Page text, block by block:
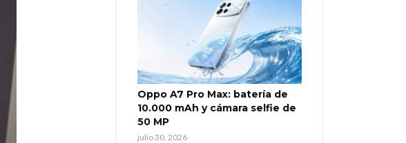
Oppo A7 Pro Max: batería de
10.000 mAh y cámara selfie de
50 MP
julio 30, 2026